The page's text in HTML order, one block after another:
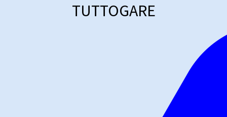
TUTTOGARE